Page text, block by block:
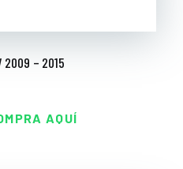
2009 – 2015
AQUÍ